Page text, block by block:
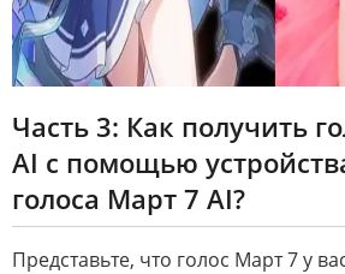
Часть 3: Как получить
AI с помощью
голоса Март 7 AI?
Представьте, что голос Март 7 у